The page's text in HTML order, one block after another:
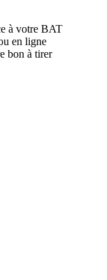
à votre BAT
en ligne
bon à tirer